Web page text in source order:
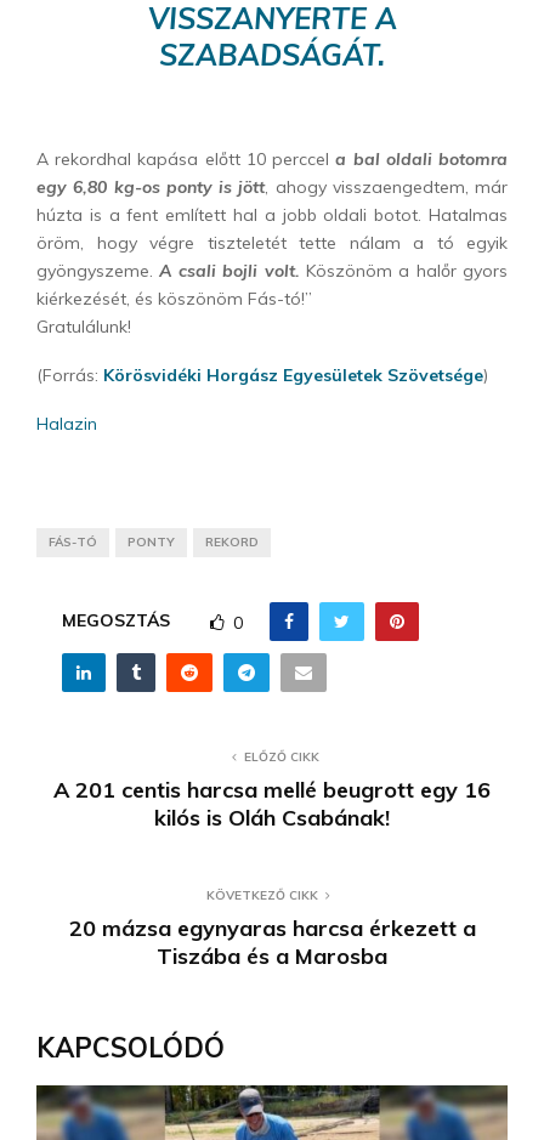
VISSZANYERTE A
SZABADSÁGÁT.
A rekordhal kapása előtt 10 perccela bal oldali botomra
egy 6,80 kg-os ponty is jött, ahogy visszaengedtem, már
húzta is a fent említett hal a jobb oldali botot. Hatalmas
öröm, hogy végre tiszteletét tette nálam a tó egyik
gyöngyszeme.A csali bojli volt. Köszönöm a halőr gyors
kiérkezését, és köszönöm Fás-tó!”
Gratulálunk!
(Forrás: Körösvidéki Horgász Egyesületek Szövetsége)
Halazin
FÁS-TÓ PONTY REKORD
MEGOSZTÁS 0
ELŐZŐ CIKK
A 201 centis harcsa mellé beugrott egy 16
kilós is Oláh Csabának!
KÖVETKEZŐ CIKK
20 mázsa egynyaras harcsa érkezett a
Tiszába és a Marosba
KAPCSOLÓDÓ